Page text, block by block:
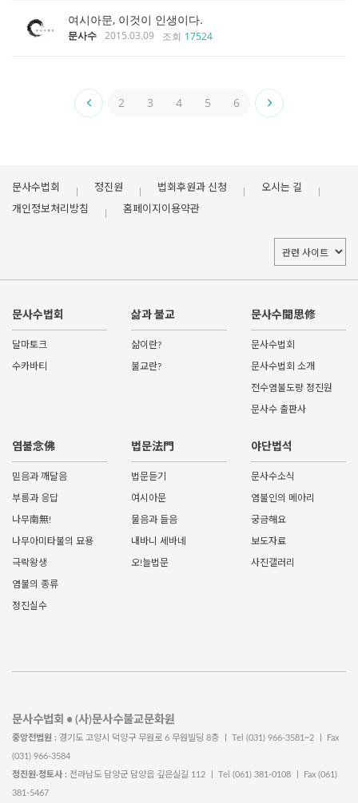
여시아문, 이것이 인생이다.
문사수 2015.03.09 조회 17524
2 3 4 5 6
문사수법회 정진원 법회후원과 신청 오시는 길
개인정보처리방침 홈페이지이용약관
문사수법회
달마토크
수카바티
삶과 불교
삶이란?
불교란?
문사수聞思修
문사수법회
문사수법회 소개
전수염불도량 정진원
문사수 출판사
염불念佛
믿음과 깨달음
부름과 응답
나무南無!
나무아미타불의 묘용
극락왕생
염불의 종류
정진실수
법문法門
법문듣기
여시아문
물음과 들음
내바니 세바네
오!늘법문
야단법석
문사수소식
염불인의 메아리
궁금해요
보도자료
사진갤러리
문사수법회 • (사)문사수불교문화원
중앙전법원 : 경기도 고양시 덕양구 무원로 6 무원빌딩 8층 ㅣ Tel (031) 966-3581~2 ㅣ Fax
(031) 966-3584
정진원·정토사 : 전라남도 담양군 담양읍 깊은실길 112 ㅣ Tel (061) 381-0108 ㅣ Fax (061)
381-5467